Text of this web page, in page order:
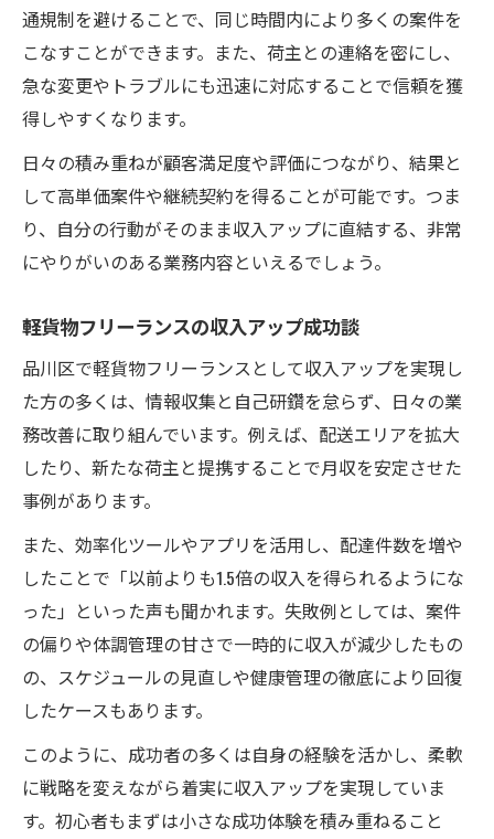
通規制を避けることで、同じ時間内により多くの案件を
こなすことができます。また、荷主との連絡を密にし、
急な変更やトラブルにも迅速に対応することで信頼を獲
得しやすくなります。
日々の積み重ねが顧客満足度や評価につながり、結果と
して高単価案件や継続契約を得ることが可能です。つま
り、自分の行動がそのまま収入アップに直結する、非常
にやりがいのある業務内容といえるでしょう。
軽貨物フリーランスの収入アップ成功談
品川区で軽貨物フリーランスとして収入アップを実現し
た方の多くは、情報収集と自己研鑽を怠らず、日々の業
務改善に取り組んでいます。例えば、配送エリアを拡大
したり、新たな荷主と提携することで月収を安定させた
事例があります。
また、効率化ツールやアプリを活用し、配達件数を増や
したことで「以前よりも1.5倍の収入を得られるようにな
った」といった声も聞かれます。失敗例としては、案件
の偏りや体調管理の甘さで一時的に収入が減少したもの
の、スケジュールの見直しや健康管理の徹底により回復
したケースもあります。
このように、成功者の多くは自身の経験を活かし、柔軟
に戦略を変えながら着実に収入アップを実現していま
す。初心者もまずは小さな成功体験を積み重ねること